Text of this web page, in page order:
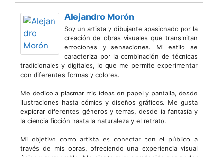
Alejandro Morón
Soy un artista y dibujante apasionado por la
creación de obras visuales que transmitan
emociones y sensaciones. Mi estilo se
caracteriza por la combinación de técnicas
tradicionales y digitales, lo que me permite experimentar
con diferentes formas y colores.
Me dedico a plasmar mis ideas en papel y pantalla, desde
ilustraciones hasta cómics y diseños gráficos. Me gusta
explorar diferentes géneros y temas, desde la fantasía y
la ciencia ficción hasta la naturaleza y el retrato.
Mi objetivo como artista es conectar con el público a
través de mis obras, ofreciendo una experiencia visual